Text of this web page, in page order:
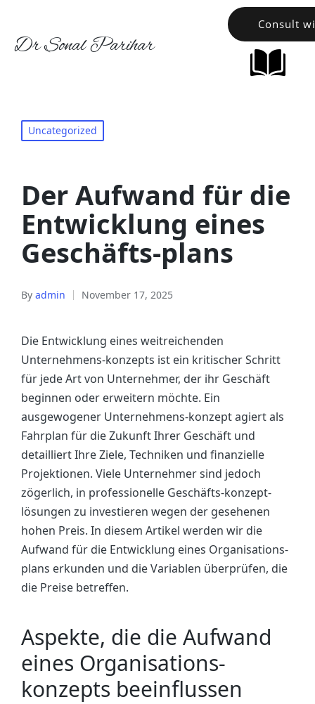
Dr Sonal Parihar
Consult
Uncategorized
Der Aufwand für die
Entwicklung eines
Geschäfts-plans
By admin November 17, 2025
Die Entwicklung eines weitreichenden
Unternehmens-konzepts ist ein kritischer Schritt
für jede Art von Unternehmer, der ihr Geschäft
beginnen oder erweitern möchte. Ein
ausgewogener Unternehmens-konzept agiert als
Fahrplan für die Zukunft Ihrer Geschäft und
detailliert Ihre Ziele, Techniken und finanzielle
Projektionen. Viele Unternehmer sind jedoch
zögerlich, in professionelle Geschäfts-konzept-
lösungen zu investieren wegen der gesehenen
hohen Preis. In diesem Artikel werden wir die
Aufwand für die Entwicklung eines Organisations-
plans erkunden und die Variablen überprüfen, die
die Preise betreffen.
Aspekte, die die Aufwand
eines Organisations-
konzepts beeinflussen